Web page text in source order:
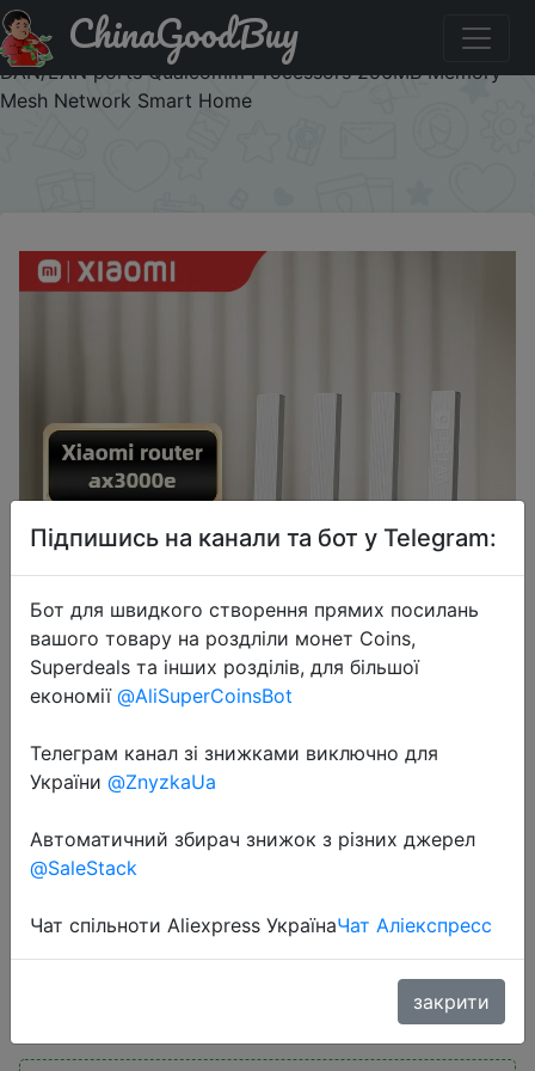
Придбати по знижці ASZnyzhkaUA04 Xiaomi Mijia
AX3000E Router WiFi6 2976Mbps 2.4G/5GHz Dual
DAN/LAN ports Qualcomm Processors 256MB Memory
Mesh Network Smart Home
ChinaGoodBuy
Xiaomi Mijia AX3000E Router WiFi6
2976Mbps 2.4G/5GHz Dual
DAN/LAN ports Qualcomm
Processors 256MB Memory Mesh
Підпишись на канали та бот у Telegram:
Бот для швидкого створення прямих посилань
вашого товару на роздліли монет Coins,
Superdeals та інших розділів, для більшої
економії @AliSuperCoinsBot
Телеграм канал зі знижками виключно для
України @ZnyzkaUa
Автоматичний збирач знижок з різних джерел
@SaleStack
Чат спільноти Aliexpress УкраїнаЧат Аліекспресс
закрити